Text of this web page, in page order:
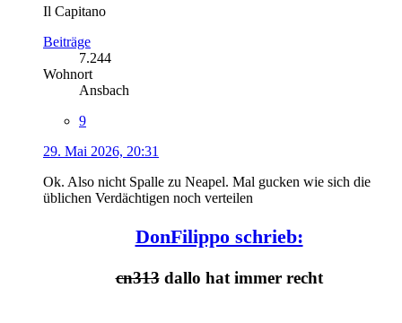
Il Capitano
Beiträge
7.244
Wohnort
Ansbach
9
29. Mai 2026, 20:31
Ok. Also nicht Spalle zu Neapel. Mal gucken wie sich die
üblichen Verdächtigen noch verteilen
DonFilippo schrieb:
cn313dallo hat immer recht